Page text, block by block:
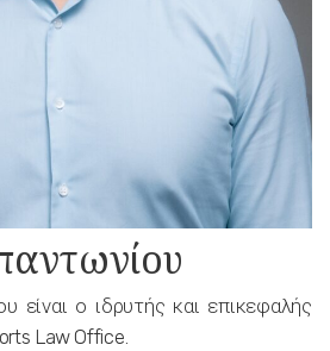
είναι ο ιδρυτής και επικεφαλής
Law Office.